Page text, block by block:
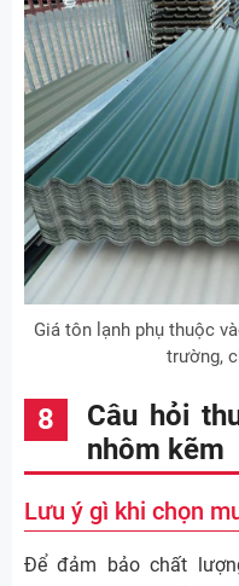
Giá tôn lạnh phụ thuộc
trường,
Câu hỏi
nhôm kẽm
Lưu ý gì khi chọn
Để đảm bảo chất